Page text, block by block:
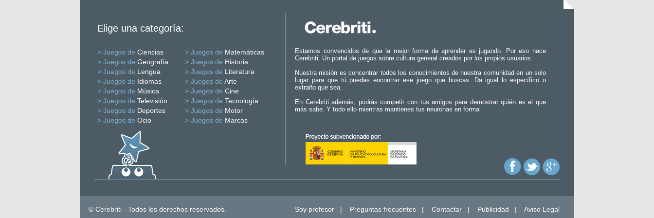
Elige una categoría:
> Juegos de Ciencias > Juegos de Matemáticas
> Juegos de Geografía > Juegos de Historia
> Juegos de Lengua > Juegos de Literatura
> Juegos de Idiomas > Juegos de Arte
> Juegos de Música > Juegos de Cine
> Juegos de Televisión > Juegos de Tecnología
> Juegos de Deportes > Juegos de Motor
> Juegos de Ocio > Juegos de Marcas
Estamos convencidos de que la mejor forma de aprender es jugando. Por eso nace
Cerebriti. Un portal de juegos sobre cultura general creados por los propios usuarios.
Nuestra misión es concentrar todos los conocimientos de nuestra comunidad en un solo
lugar para que tú puedas encontrar ese juego que buscas. Da igual lo específico o
extraño que sea.
En Cerebriti además, podrás competir con tus amigos para demostrar quién es el que
más sabe. Y todo ello mientras mantienes tus neuronas en forma.
© Cerebriti - Todos los derechos reservados. Soy profesor | Preguntas frecuentes | Contactar | Publicidad | Aviso Legal